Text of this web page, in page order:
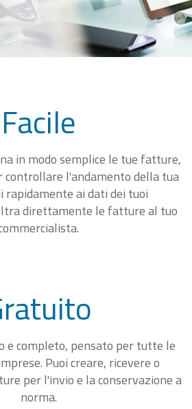
Facile
in modo semplice le tue fatture,
controllare l'andamento della tua
rapidamente ai dati dei tuoi
direttamente le fatture al tuo
e completo, pensato per tutte le
Puoi creare, ricevere o
per l'invio e la conservazione a
norma.